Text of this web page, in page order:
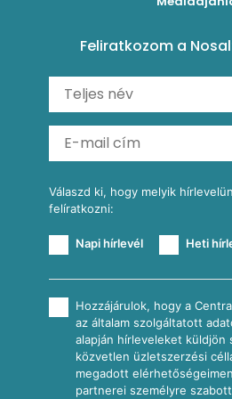
Carbonara
Shakshuka
Ratatouille
Mexikói húsleves kukorica
Almás-kéksajtos kukoricasaláta
Köretek
Reggeli receptek
Feliratkozom a
Válaszd ki, hogy melyik
felíratkozni:
Napi hírlevél Heti
Hozzájárulok, hogy a
az általam szolgáltatott
alapján hírleveleket küldjön
közvetlen üzletszerzési
megadott
partnerei személyre